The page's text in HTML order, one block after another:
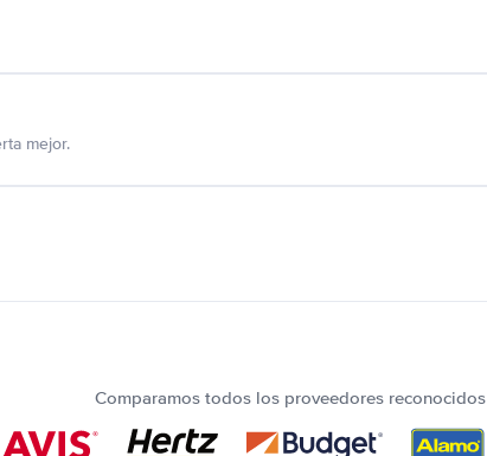
mejor.
Comparamos todos los proveedores reconocidos